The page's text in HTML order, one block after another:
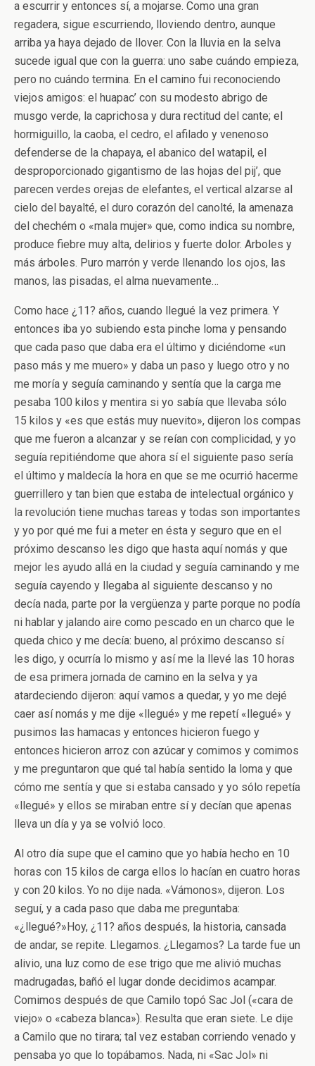
a escurrir y entonces sí, a mojarse. Como una gran
regadera, sigue escurriendo, lloviendo dentro, aunque
arriba ya haya dejado de llover. Con la lluvia en la selva
sucede igual que con la guerra: uno sabe cuándo empieza,
pero no cuándo termina. En el camino fui reconociendo
viejos amigos: el huapac’ con su modesto abrigo de
musgo verde, la caprichosa y dura rectitud del cante; el
hormiguillo, la caoba, el cedro, el afilado y venenoso
defenderse de la chapaya, el abanico del watapil, el
desproporcionado gigantismo de las hojas del pij’, que
parecen verdes orejas de elefantes, el vertical alzarse al
cielo del bayalté, el duro corazón del canolté, la amenaza
del chechém o «mala mujer» que, como indica su nombre,
produce fiebre muy alta, delirios y fuerte dolor. Arboles y
más árboles. Puro marrón y verde llenando los ojos, las
manos, las pisadas, el alma nuevamente…
Como hace ¿11? años, cuando llegué la vez primera. Y
entonces iba yo subiendo esta pinche loma y pensando
que cada paso que daba era el último y diciéndome «un
paso más y me muero» y daba un paso y luego otro y no
me moría y seguía caminando y sentía que la carga me
pesaba 100 kilos y mentira si yo sabía que llevaba sólo
15 kilos y «es que estás muy nuevito», dijeron los compas
que me fueron a alcanzar y se reían con complicidad, y yo
seguía repitiéndome que ahora sí el siguiente paso sería
el último y maldecía la hora en que se me ocurrió hacerme
guerrillero y tan bien que estaba de intelectual orgánico y
la revolución tiene muchas tareas y todas son importantes
y yo por qué me fui a meter en ésta y seguro que en el
próximo descanso les digo que hasta aquí nomás y que
mejor les ayudo allá en la ciudad y seguía caminando y me
seguía cayendo y llegaba al siguiente descanso y no
decía nada, parte por la vergüenza y parte porque no podía
ni hablar y jalando aire como pescado en un charco que le
queda chico y me decía: bueno, al próximo descanso sí
les digo, y ocurría lo mismo y así me la llevé las 10 horas
de esa primera jornada de camino en la selva y ya
atardeciendo dijeron: aquí vamos a quedar, y yo me dejé
caer así nomás y me dije «llegué» y me repetí «llegué» y
pusimos las hamacas y entonces hicieron fuego y
entonces hicieron arroz con azúcar y comimos y comimos
y me preguntaron que qué tal había sentido la loma y que
cómo me sentía y que si estaba cansado y yo sólo repetía
«llegué» y ellos se miraban entre sí y decían que apenas
lleva un día y ya se volvió loco.
Al otro día supe que el camino que yo había hecho en 10
horas con 15 kilos de carga ellos lo hacían en cuatro horas
y con 20 kilos. Yo no dije nada. «Vámonos», dijeron. Los
seguí, y a cada paso que daba me preguntaba:
«¿llegué?»Hoy, ¿11? años después, la historia, cansada
de andar, se repite. Llegamos. ¿Llegamos? La tarde fue un
alivio, una luz como de ese trigo que me alivió muchas
madrugadas, bañó el lugar donde decidimos acampar.
Comimos después de que Camilo topó Sac Jol («cara de
viejo» o «cabeza blanca»). Resulta que eran siete. Le dije
a Camilo que no tirara; tal vez estaban corriendo venado y
pensaba yo que lo topábamos. Nada, ni «Sac Jol» ni